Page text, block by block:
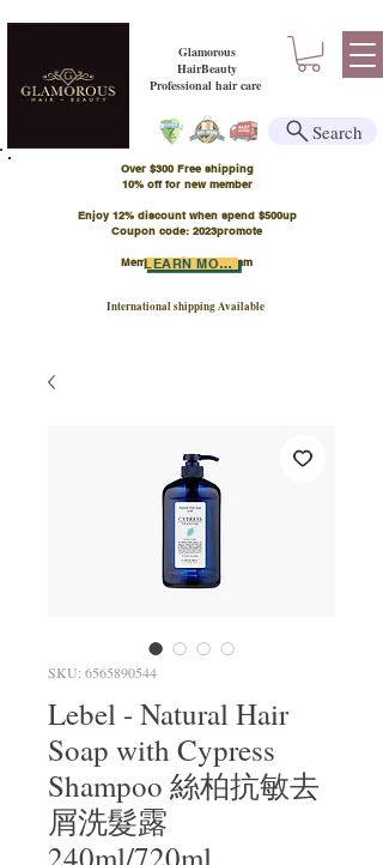
Glamorous
HairBeauty
Professional hair care
Over $300 Free shipping
​10% off for new member
Enjoy 12% discount when spend $500up
Coupon code: 2023promote
Member Points Program
International shipping Available
LEARN MORE
Search
SKU: 6565890544
Lebel - Natural Hair
Soap with Cypress
Shampoo 絲柏抗敏去
屑洗髮露